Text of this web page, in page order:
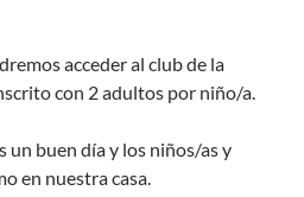
acceder al club de la
con 2 adultos por niño/a.
un buen día y los niños/as y
en nuestra casa.